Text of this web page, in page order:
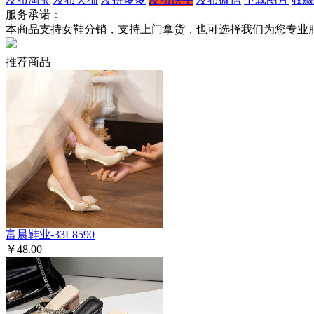
服务承诺：
本商品支持女鞋分销，支持上门拿货，也可选择我们为您专业
推荐商品
富晨鞋业-33L8590
￥48.00